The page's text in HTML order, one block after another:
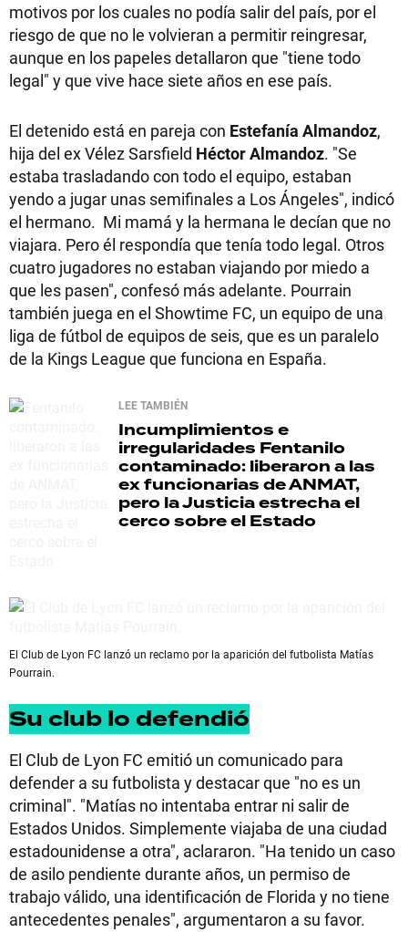
motivos por los cuales no podía salir del país, por el
riesgo de que no le volvieran a permitir reingresar,
aunque en los papeles detallaron que "tiene todo
legal" y que vive hace siete años en ese país.
El detenido está en pareja con Estefanía Almandoz,
hija del ex Vélez Sarsfield Héctor Almandoz. "Se
estaba trasladando con todo el equipo, estaban
yendo a jugar unas semifinales a Los Ángeles", indicó
el hermano. Mi mamá y la hermana le decían que no
viajara. Pero él respondía que tenía todo legal. Otros
cuatro jugadores no estaban viajando por miedo a
que les pasen", confesó más adelante. Pourrain
también juega en el Showtime FC, un equipo de una
liga de fútbol de equipos de seis, que es un paralelo
de la Kings League que funciona en España.
LEE TAMBIÉN
Incumplimientos e
irregularidades Fentanilo
contaminado: liberaron a las
ex funcionarias de ANMAT,
pero la Justicia estrecha el
cerco sobre el Estado
El Club de Lyon FC lanzó un reclamo por la aparición del futbolista Matías
Pourrain.
Su club lo defendió
El Club de Lyon FC emitió un comunicado para
defender a su futbolista y destacar que "no es un
criminal". "Matías no intentaba entrar ni salir de
Estados Unidos. Simplemente viajaba de una ciudad
estadounidense a otra", aclararon. "Ha tenido un caso
de asilo pendiente durante años, un permiso de
trabajo válido, una identificación de Florida y no tiene
antecedentes penales", argumentaron a su favor.